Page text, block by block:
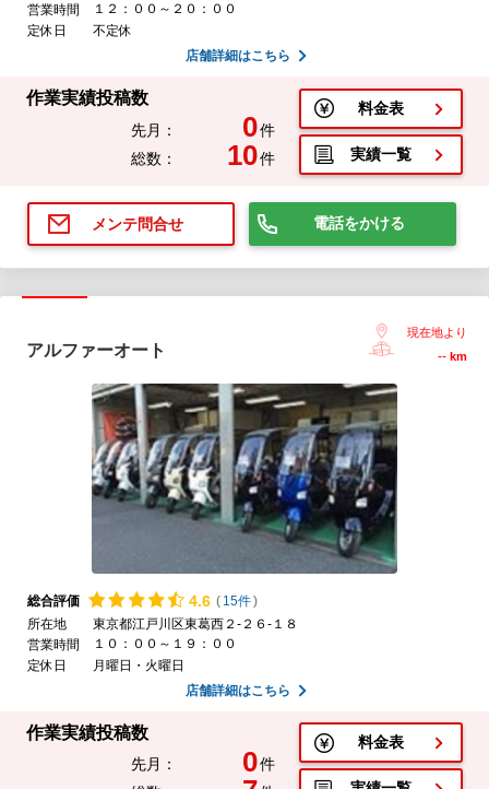
営業時間
１２：００～２０：００
定休日
不定休
店舗詳細はこちら
作業実績投稿数
先月： 0件
総数：
10件
料金表
実績一覧
メンテ問合せ 電話をかける
アルファーオート
現在地より
-- km
総合評価 4.6 ( 15件)
所在地
東京都江戸川区東葛西２-２６-１８
営業時間
１０：００～１９：００
定休日
月曜日・火曜日
店舗詳細はこちら
作業実績投稿数
先月： 0件
料金表